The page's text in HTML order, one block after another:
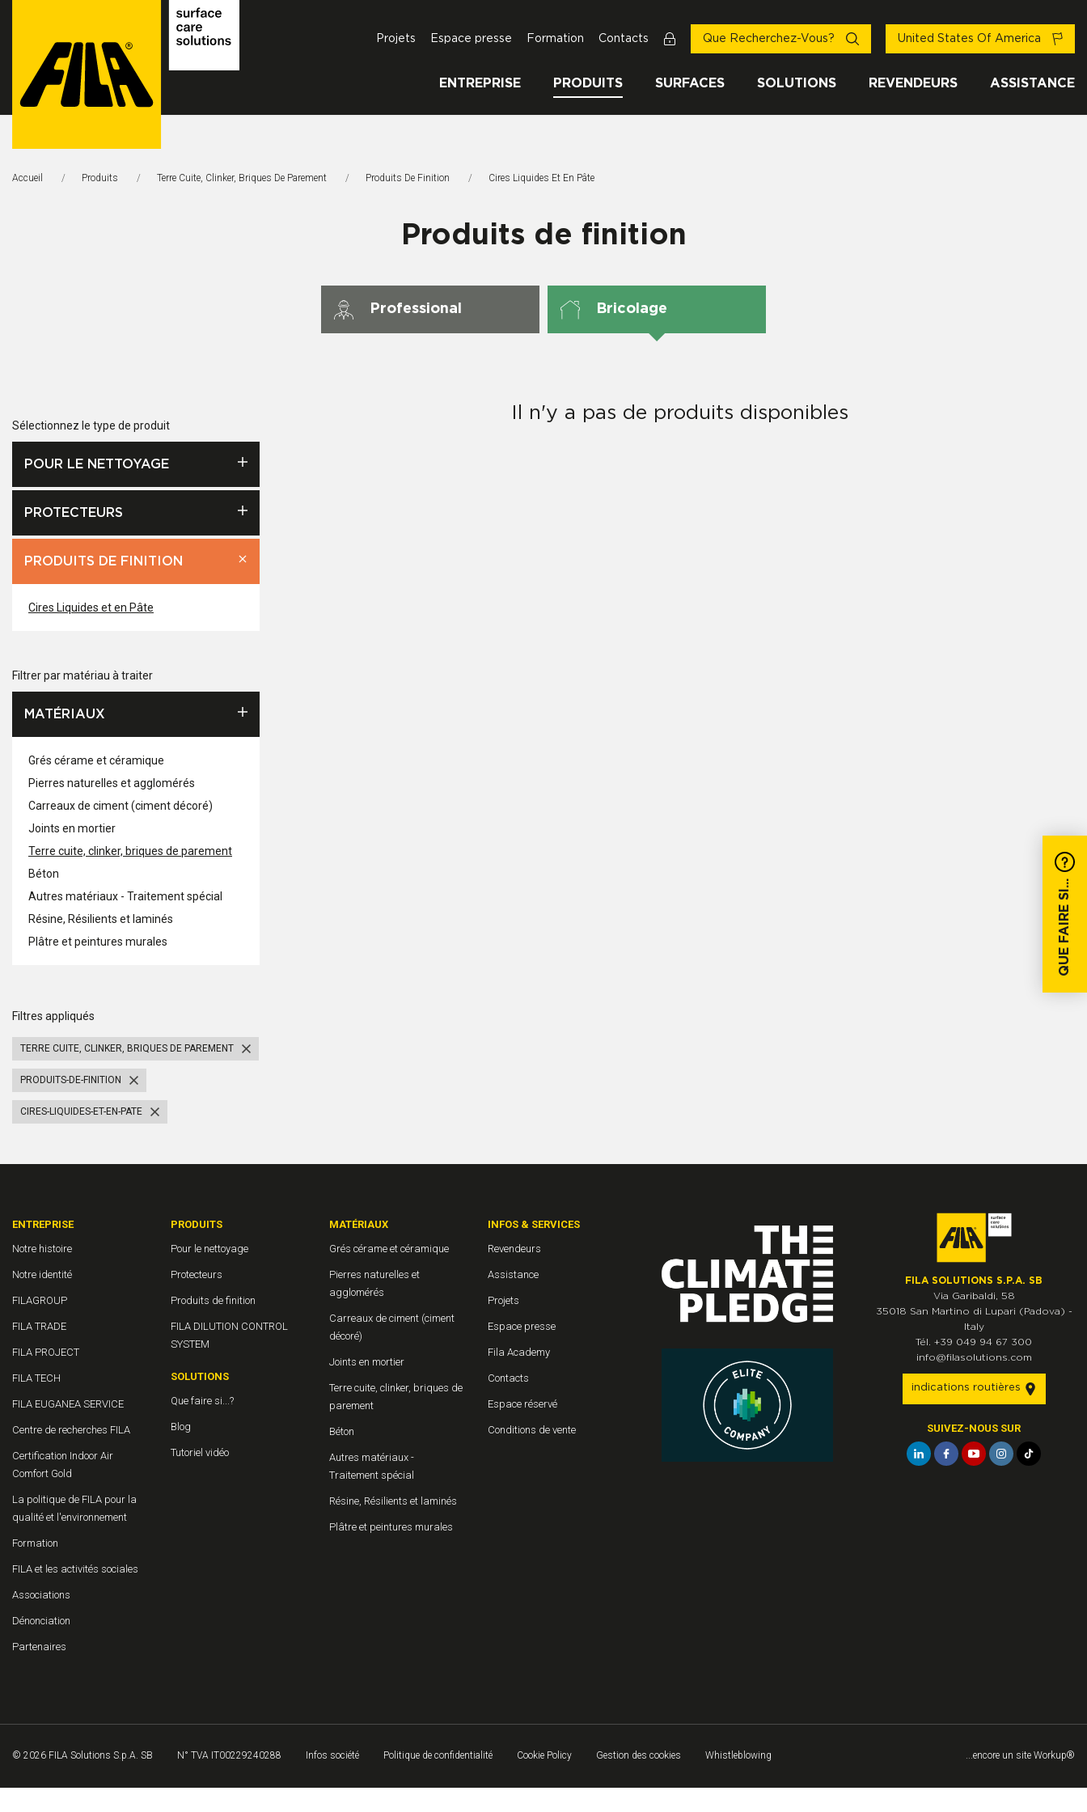
Solutions
ENTREPRISE PRODUITS SURFACES SOLUTIONS REVENDEURS ASSISTANCE
Projets Espace presse Formation Contacts Que Recherchez-Vous? United States Of America
QUE FAIRE SI...
Accueil Produits Terre Cuite, Clinker, Briques De Parement Produits De Finition Page Actuelle:
Cires Liquides Et En Pâte
Produits de finition
Professional Bricolage
Sélectionnez le type de produit
POUR LE NETTOYAGE
PROTECTEURS
PRODUITS DE FINITION
Cires Liquides et en Pâte
Filtrer par matériau à traiter
MATÉRIAUX
Grés cérame et céramique
Pierres naturelles et agglomérés
Carreaux de ciment (ciment décoré)
Joints en mortier
Terre cuite, clinker, briques de parement
Béton
Autres matériaux - Traitement spécial
Résine, Résilients et laminés
Plâtre et peintures murales
Filtres appliqués
TERRE CUITE, CLINKER, BRIQUES DE PAREMENT
PRODUITS-DE-FINITION
CIRES-LIQUIDES-ET-EN-PATE
Il n'y a pas de produits disponibles
ENTREPRISE
Notre histoire
Notre identité
FILAGROUP
FILA TRADE
FILA PROJECT
FILA TECH
FILA EUGANEA SERVICE
Centre de recherches FILA
Certification Indoor Air
Comfort Gold
La politique de FILA pour la
qualité et l'environnement
Formation
FILA et les activités sociales
Associations
Dénonciation
Partenaires
PRODUITS
Pour le nettoyage
Protecteurs
Produits de finition
FILA DILUTION CONTROL
SYSTEM
SOLUTIONS
Que faire si...?
Blog
Tutoriel vidéo
MATÉRIAUX
Grés cérame et céramique
Pierres naturelles et
agglomérés
Carreaux de ciment (ciment
décoré)
Joints en mortier
Terre cuite, clinker, briques de
parement
Béton
Autres matériaux -
Traitement spécial
Résine, Résilients et laminés
Plâtre et peintures murales
INFOS & SERVICES
Revendeurs
Assistance
Projets
Espace presse
Fila Academy
Contacts
Espace réservé
Conditions de vente
FILA SOLUTIONS S.P.A. SB
Via Garibaldi, 58
35018 San Martino di Lupari (Padova) -
Italy
Tél. +39 049 94 67 300
info@filasolutions.com
indications routières
SUIVEZ-NOUS SUR
© 2026 FILA Solutions S.p.A. SB N° TVA IT00229240288 Infos société Politique de confidentialité Cookie Policy Gestion des cookies Whistleblowing ...encore un site Workup®